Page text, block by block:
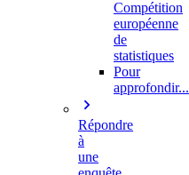
Compétition
européenne
de
statistiques
Pour
approfondir...
Répondre
à
une